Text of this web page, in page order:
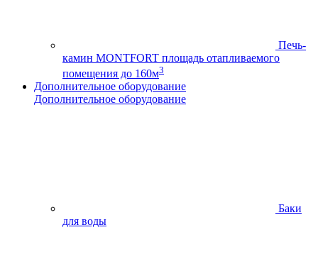
Печь-
камин MONTFORT площадь отапливаемого
помещения до 160м3
Дополнительное оборудование
Дополнительное оборудование
Баки
для воды